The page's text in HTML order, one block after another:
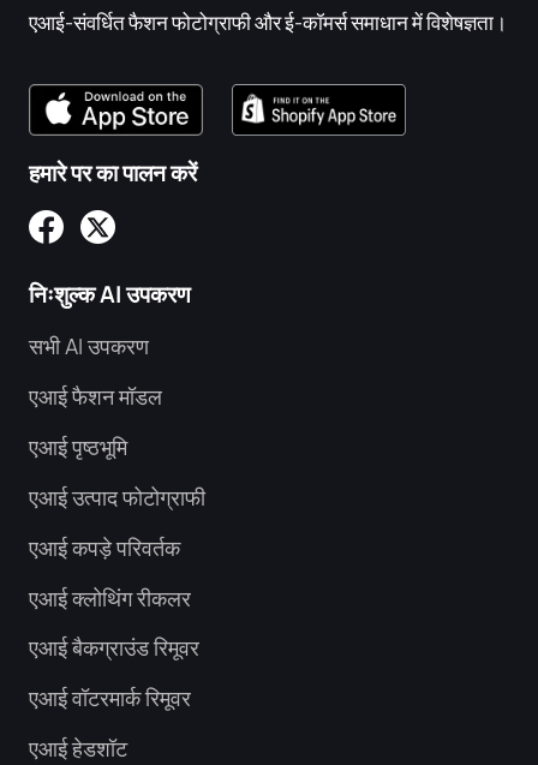
एआई-संवर्धित फैशन फोटोग्राफी और ई-कॉमर्स समाधान में विशेषज्ञता।
हमारे पर का पालन करें
निःशुल्क AI उपकरण
सभी AI उपकरण
एआई फैशन मॉडल
एआई पृष्ठभूमि
एआई उत्पाद फोटोग्राफी
एआई कपड़े परिवर्तक
एआई क्लोथिंग रीकलर
एआई बैकग्राउंड रिमूवर
एआई वॉटरमार्क रिमूवर
एआई हेडशॉट